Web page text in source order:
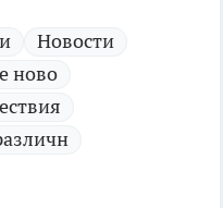
Новости
ново